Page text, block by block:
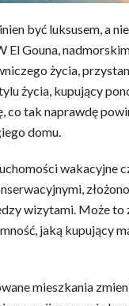
być luksusem, a
El Gouna,
życia,
życia, kupujący
co tak naprawdę
domu.
wakacyjne
wizytami. Może to
jaką kupujący
mieszkania